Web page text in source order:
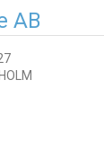
AB